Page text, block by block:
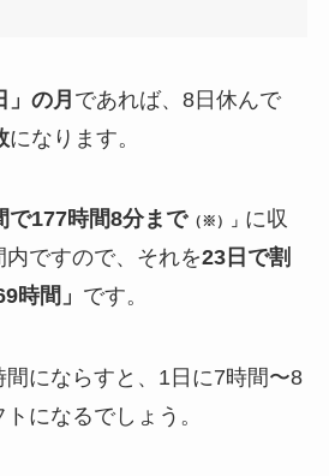
」の月 であれば、8日休んで
になります。
で177時間8分まで（※）」 に収
ですので、それを23日で割
時間」 です。
にならすと、1日に7時間〜8
になるでしょう。